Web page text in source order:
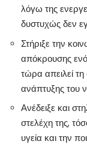
λόγω της
δυστυχώς δεν
Στήριξε την
απόκρουσης
τώρα απειλεί
ανάπτυξης του
Ανέδειξε και
στελέχη της,
υγεία και την